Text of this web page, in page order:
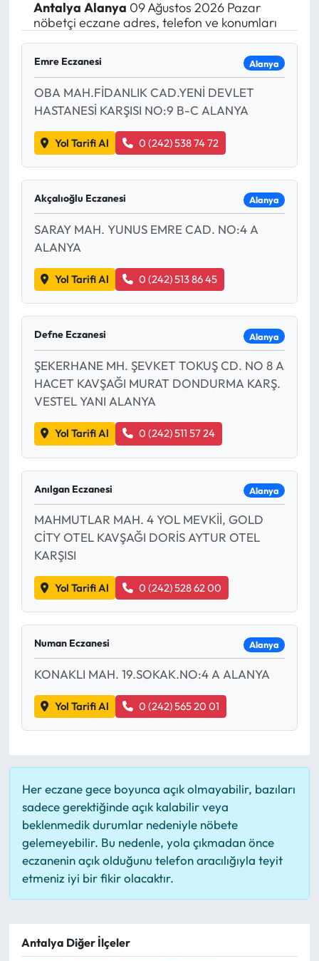
Antalya Alanya 09 Ağustos 2026 Pazar
nöbetçi eczane adres, telefon ve konumları
Emre Eczanesi Alanya
OBA MAH.FİDANLIK CAD.YENİ DEVLET
HASTANESİ KARŞISI NO:9 B-C ALANYA
Yol Tarifi Al 0 (242) 538 74 72
Akçalıoğlu Eczanesi Alanya
SARAY MAH. YUNUS EMRE CAD. NO:4 A
ALANYA
Yol Tarifi Al 0 (242) 513 86 45
Defne Eczanesi Alanya
ŞEKERHANE MH. ŞEVKET TOKUŞ CD. NO 8 A
HACET KAVŞAĞI MURAT DONDURMA KARŞ.
VESTEL YANI ALANYA
Yol Tarifi Al 0 (242) 511 57 24
Anılgan Eczanesi Alanya
MAHMUTLAR MAH. 4 YOL MEVKİİ, GOLD
CİTY OTEL KAVŞAĞI DORİS AYTUR OTEL
KARŞISI
Yol Tarifi Al 0 (242) 528 62 00
Numan Eczanesi Alanya
KONAKLI MAH. 19.SOKAK.NO:4 A ALANYA
Yol Tarifi Al 0 (242) 565 20 01
Her eczane gece boyunca açık olmayabilir, bazıları
sadece gerektiğinde açık kalabilir veya
beklenmedik durumlar nedeniyle nöbete
gelemeyebilir. Bu nedenle, yola çıkmadan önce
eczanenin açık olduğunu telefon aracılığıyla teyit
etmeniz iyi bir fikir olacaktır.
Antalya Diğer İlçeler